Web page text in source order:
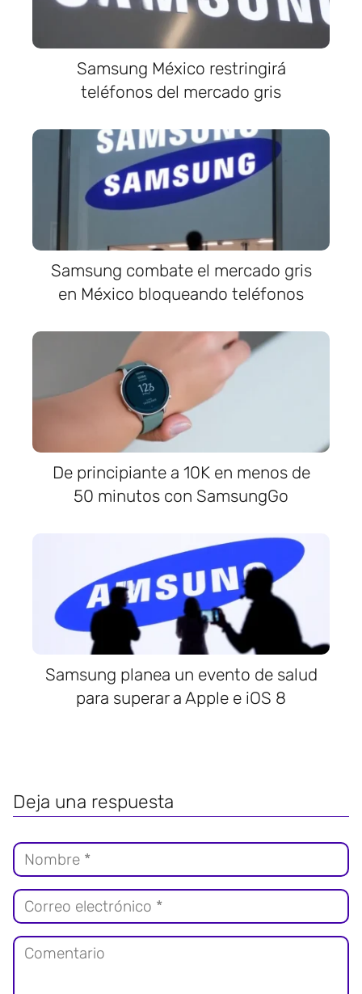
Samsung México restringirá
teléfonos del mercado gris
Samsung combate el mercado gris
en México bloqueando teléfonos
De principiante a 10K en menos de
50 minutos con SamsungGo
Samsung planea un evento de salud
para superar a Apple e iOS 8
Deja una respuesta